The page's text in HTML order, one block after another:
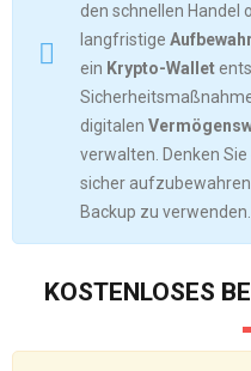
den schnellen Handel
langfristige
ein Krypto-Wallet
digitalen
verwalten. Denken Sie
sicher
Backup zu verwenden.
KOSTENLOSES